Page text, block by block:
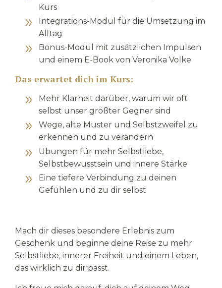
Kurs
Integrations-Modul für die Umsetzung im
Alltag
Bonus-Modul mit zusätzlichen Impulsen
und einem E-Book von Veronika Volke
Das erwartet dich im Kurs:
Mehr Klarheit darüber, warum wir oft
selbst unser größter Gegner sind
Wege, alte Muster und Selbstzweifel zu
erkennen und zu verändern
Übungen für mehr Selbstliebe,
Selbstbewusstsein und innere Stärke
Eine tiefere Verbindung zu deinen
Gefühlen und zu dir selbst
Mach dir dieses besondere Erlebnis zum
Geschenk und beginne deine Reise zu mehr
Selbstliebe, innerer Freiheit und einem Leben,
das wirklich zu dir passt.